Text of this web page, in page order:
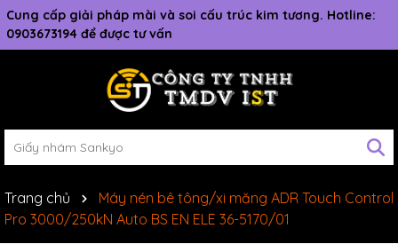
Cung cấp giải pháp mài và soi cấu trúc kim tương. Hotline:
0903673194 để được tư vấn
Trang chủ
Máy nén bê tông/xi măng ADR Touch Control
Pro 3000/250kN Auto BS EN ELE 36-5170/01